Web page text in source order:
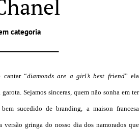
categoria
cantar “diamonds are a girl’s best friend” ela
Sejamos sinceras, quem não sonha em ter
sucedido de branding, a maison francesa
versão gringa do nosso dia dos namorados que